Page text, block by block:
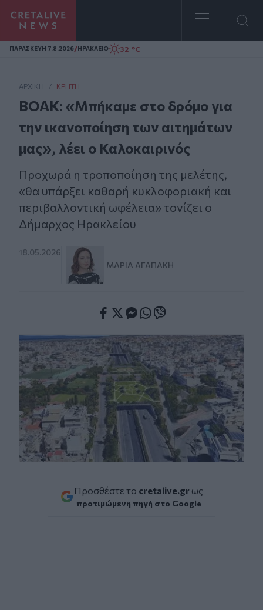
Homepage
ΠΑΡΑΣΚΕΥΗ 7.8.2026/ΗΡΑΚΛΕΙΟ 32 °C
ΑΡΧΙΚΗ / ΚΡΉΤΗ
ΒΟΑΚ: «Μπήκαμε στο δρόμο για
την ικανοποίηση των αιτημάτων
μας», λέει ο Καλοκαιρινός
Προχωρά η τροποποίηση της μελέτης,
«θα υπάρξει καθαρή κυκλοφοριακή και
περιβαλλοντική ωφέλεια» τονίζει ο
Δήμαρχος Ηρακλείου
18.05.2026
ΜΑΡΊΑ ΑΓΑΠΆΚΗ
Προσθέστε το cretalive.gr ως
προτιμώμενη πηγή στο Google